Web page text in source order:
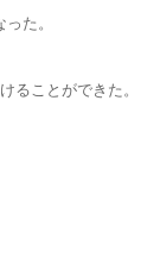
た。
ることができた。